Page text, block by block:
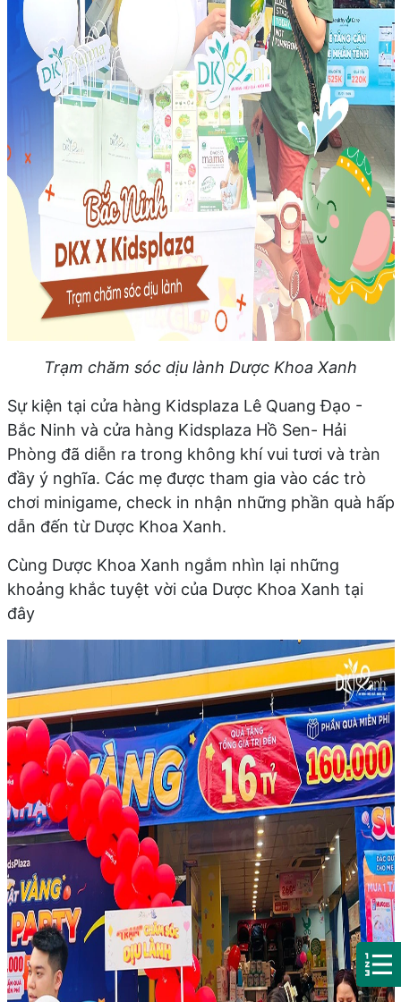
Trạm chăm sóc dịu lành Dược Khoa Xanh
Sự kiện tại cửa hàng Kidsplaza Lê Quang Đạo -
Bắc Ninh và cửa hàng Kidsplaza Hồ Sen- Hải
Phòng đã diễn ra trong không khí vui tươi và tràn
đầy ý nghĩa. Các mẹ được tham gia vào các trò
chơi minigame, check in nhận những phần quà hấp
dẫn đến từ Dược Khoa Xanh.
Cùng Dược Khoa Xanh ngắm nhìn lại những
khoảng khắc tuyệt vời của Dược Khoa Xanh tại
đây